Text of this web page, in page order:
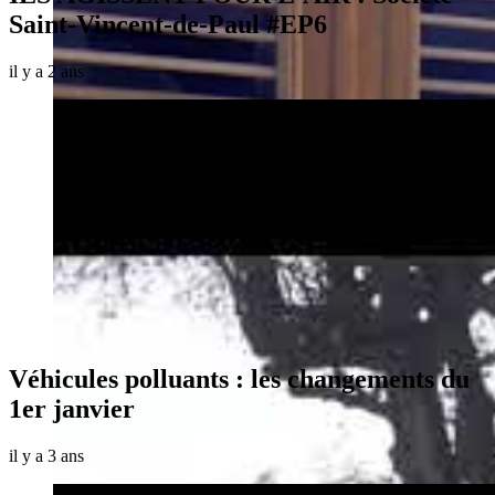
Saint-Vincent-de-Paul #EP6
il y a 2 ans
Véhicules polluants : les changements du
1er janvier
il y a 3 ans